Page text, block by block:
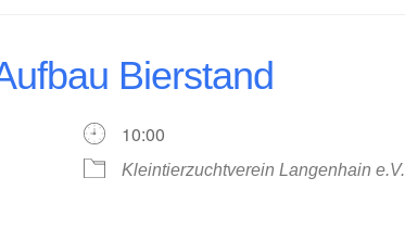
Bierstand
10:00
Kleintierzuchtverein Langenhain e.V.